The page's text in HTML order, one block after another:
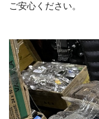
ご安心ください。